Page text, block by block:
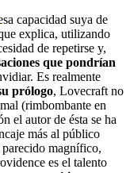
capacidad suya de
explica, utilizando
de repetirse y,
que pondrían
Es realmente
prólogo, Lovecraft no
(rimbombante en
el autor de ésta se ha
más al público
magnífico,
es el talento